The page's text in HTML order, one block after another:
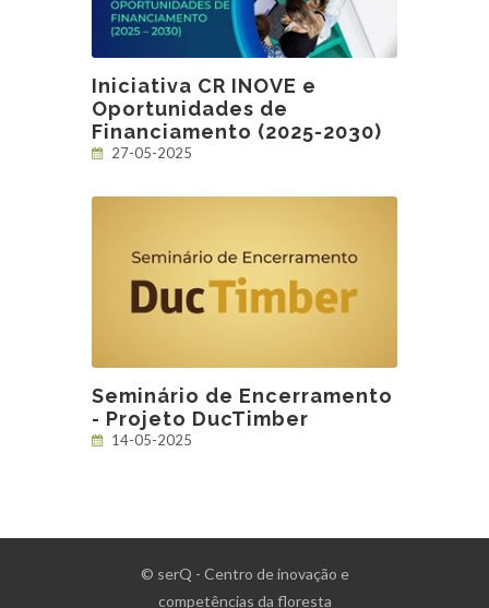
Iniciativa CR INOVE e
Oportunidades de
Financiamento (2025-2030)
27-05-2025
Seminário de Encerramento
- Projeto DucTimber
14-05-2025
© serQ - Centro de inovação e
competências da floresta